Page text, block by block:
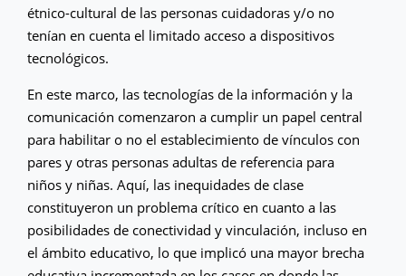
étnico-cultural de las personas cuidadoras y/o no
tenían en cuenta el limitado acceso a dispositivos
tecnológicos.
En este marco, las tecnologías de la información y la
comunicación comenzaron a cumplir un papel central
para habilitar o no el establecimiento de vínculos con
pares y otras personas adultas de referencia para
niños y niñas. Aquí, las inequidades de clase
constituyeron un problema crítico en cuanto a las
posibilidades de conectividad y vinculación, incluso en
el ámbito educativo, lo que implicó una mayor brecha